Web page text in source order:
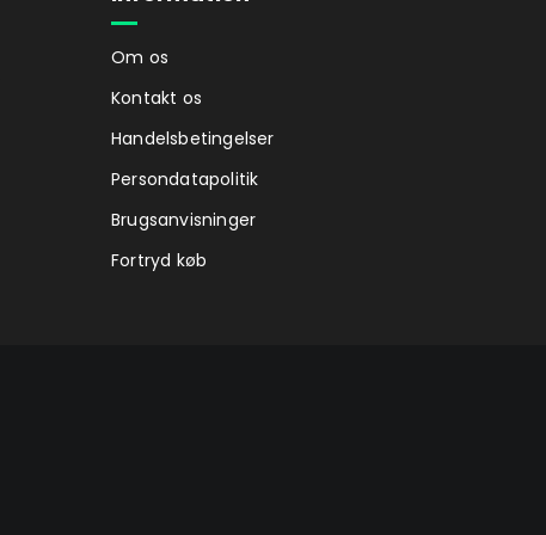
Om os
Kontakt os
Handelsbetingelser
Persondatapolitik
Brugsanvisninger
Fortryd køb